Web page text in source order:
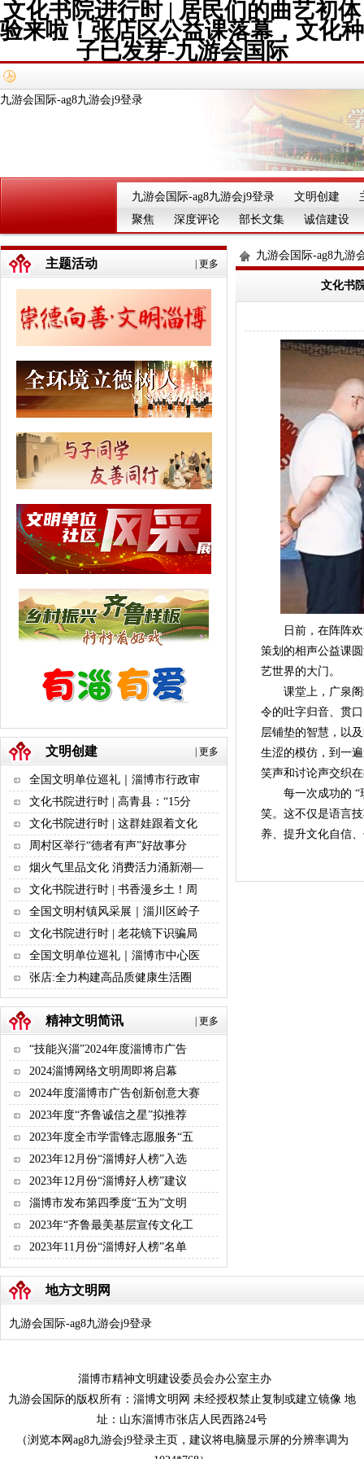
文化书院进行时 | 居民们的曲艺初体
验来啦！张店区公益课落幕，文化种
子已发芽-九游会国际
九游会国际-ag8九游会j9登录
九游会国际-ag8九游会j9登录 文明创建
聚焦
深度评论 部长文集 诚信建设
更多
主题活动
更多
文明创建
全国文明单位巡礼｜淄博市行政审
文化书院进行时 | 高青县：“15分
文化书院进行时 | 这群娃跟着文化
周村区举行“德者有声”好故事分
烟火气里品文化 消费活力涌新潮—
文化书院进行时 | 书香漫乡土！周
全国文明村镇风采展｜淄川区岭子
文化书院进行时 | 老花镜下识骗局
全国文明单位巡礼｜淄博市中心医
张店:全力构建高品质健康生活圈
更多
精神文明简讯
“技能兴淄”2024年度淄博市广告
2024淄博网络文明周即将启幕
2024年度淄博市广告创新创意大赛
2023年度“齐鲁诚信之星”拟推荐
2023年度全市学雷锋志愿服务“五
2023年12月份“淄博好人榜”入选
2023年12月份“淄博好人榜”建议
淄博市发布第四季度“五为”文明
2023年“齐鲁最美基层宣传文化工
2023年11月份“淄博好人榜”名单
九游会国际-ag8九游
文化书
日前，在阵阵欢
策划的相声公益课
艺世界的大门。
课堂上，广泉阁
令的吐字归音、贯
层铺垫的智慧，以
生涩的模仿，到一
笑声和讨论声交织
每一次成功的 “
笑。这不仅是语言
养、提升文化自信
地方文明网
九游会国际-ag8九游会j9登录
淄博市精神文明建设委员会办公室主办
九游会国际的版权所有：淄博文明网 未经授权禁止复制或建立镜像 地
址：山东淄博市张店人民西路24号
（浏览本网ag8九游会j9登录主页，建议将电脑显示屏的分辨率调为